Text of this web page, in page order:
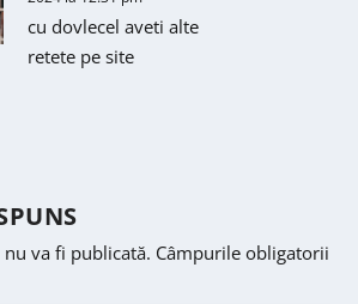
cu dovlecel aveti alte
retete pe site
va fi publicată. Câmpurile obligatorii